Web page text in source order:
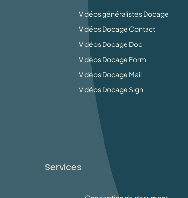
Vidéos généralistes Docage
Vidéos Docage Contact
Vidéos Docage Doc
Vidéos Docage Form
Vidéos Docage Mail
Vidéos Docage Sign
Services